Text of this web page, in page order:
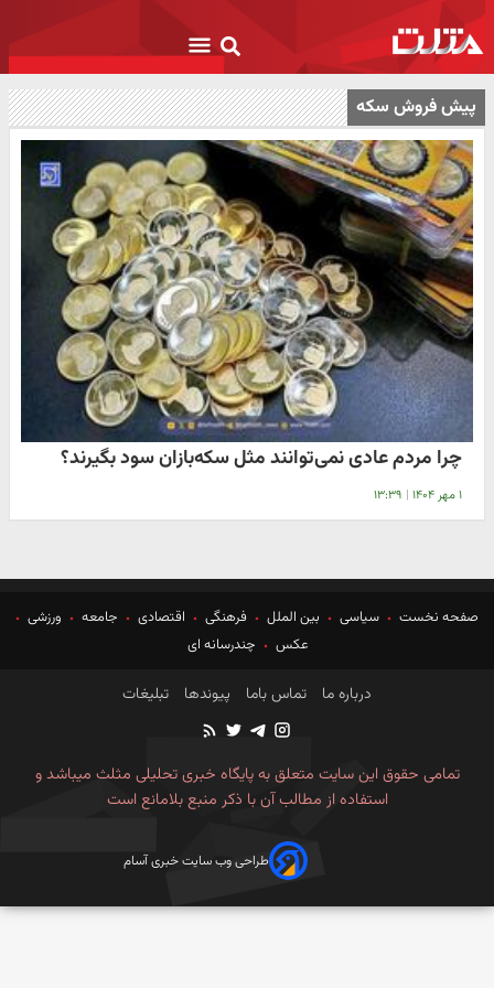
پیش فروش سکه
چرا مردم عادی نمی‌توانند مثل سکه‌بازان سود بگیرند؟
۱ مهر ۱۴۰۴ | ۱۳:۳۹
صفحه نخست سیاسی بین الملل فرهنگی اقتصادی جامعه
ورزشی
عکس
چندرسانه ای
درباره ما تماس باما پیوندها تبلیغات
تمامی حقوق این سایت متعلق به پایگاه خبری تحلیلی مثلث میباشد و
استفاده از مطالب آن با ذکر منبع بلامانع است
طراحی وب سایت خبری آسام